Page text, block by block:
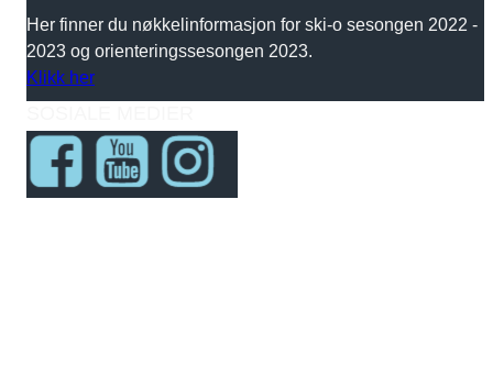
Her finner du nøkkelinformasjon for ski-o sesongen 2022 -
2023 og orienteringssesongen 2023.
Klikk her